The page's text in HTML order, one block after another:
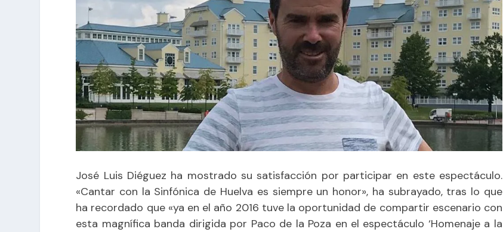
José Luis Diéguez ha mostrado su satisfacción por participar en este espectáculo.
«Cantar con la Sinfónica de Huelva es siempre un honor», ha subrayado, tras lo que
ha recordado que «ya en el año 2016 tuve la oportunidad de compartir escenario con
esta magnífica banda dirigida por Paco de la Poza en el espectáculo ‘Homenaje a la